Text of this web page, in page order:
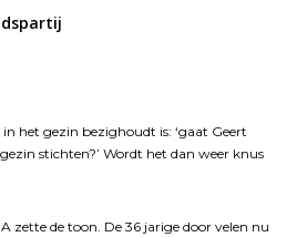
het gezin bezighoudt is: ‘gaat Geert
stichten?’ Wordt het dan weer knus
zette de toon. De 36 jarige door velen nu